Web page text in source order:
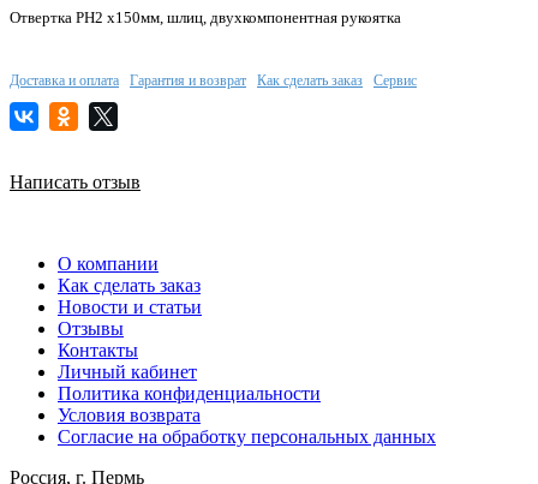
Отвертка PH2 х150мм, шлиц, двухкомпонентная рукоятка
Доставка и оплата Гарантия и возврат Как сделать заказ Сервис
Написать отзыв
О компании
Как сделать заказ
Новости и статьи
Отзывы
Контакты
Личный кабинет
Политика конфиденциальности
Условия возврата
Согласие на обработку персональных данных
Россия, г. Пермь